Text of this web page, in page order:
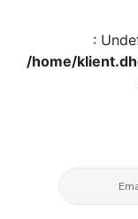
:
/home/